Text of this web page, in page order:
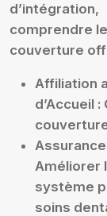
comprendre
couverture
Affiliation
d’Accueil :
Améliorer
système
soins